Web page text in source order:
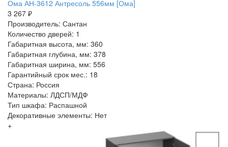
Ома АН-3612 Антресоль 556мм [Ома]
3 267 ₽
Производитель: Сантан
Количество дверей: 1
Габаритная высота, мм: 360
Габаритная глубина, мм: 378
Габаритная ширина, мм: 556
Гарантийный срок мес.: 18
Страна: Россия
Материалы: ЛДСП/МДФ
Тип шкафа: Распашной
Декоративные элементы: Нет
+